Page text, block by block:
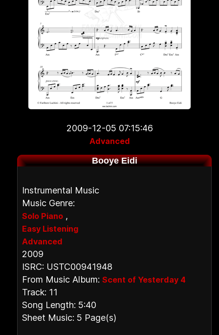
2009-12-05 07:15:46
Advanced
Booye Eidi
Instrumental Music
Music Genre:
Solo Piano ,
Easy Listening
Advanced
2009
ISRC: USTC00941948
From Music Album: Scent of Yesterday 4
Track: 11
Song Length: 5:40
Sheet Music: 5 Page(s)